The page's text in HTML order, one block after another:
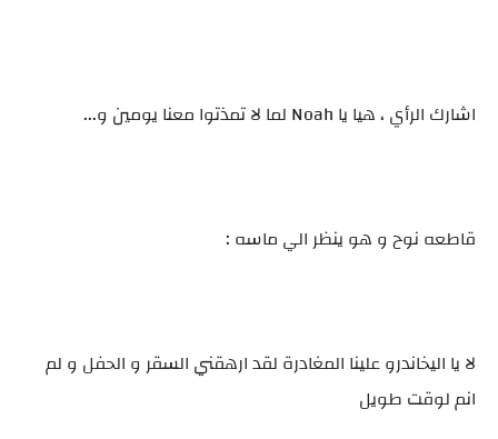
اشارك الرأي ، هيا يا Noah لما لا تمذتوا معنا يومين و...
قاطعه نوح و هو ينظر الي ماسه :
لا يا اليخاندرو علينا المغادرة لقد ارهقني السقر و الحفل و لم
انم لوقت طويل